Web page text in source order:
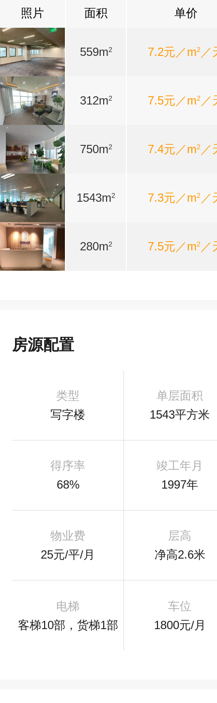
照片 面积 单价
559m2 7.2元／m2 ／
312m2 7.5元／m2 ／
750m2 7.4元／m2 ／
1543m2 7.3元／m2 ／
280m2 7.5元／m2 ／
房源配置
类型
写字楼
单层面积
1543平方米
得序率
68%
竣工年月
1997年
物业费
25元/平/月
层高
净高2.6米
电梯
客梯10部，货梯1部
车位
1800元/月